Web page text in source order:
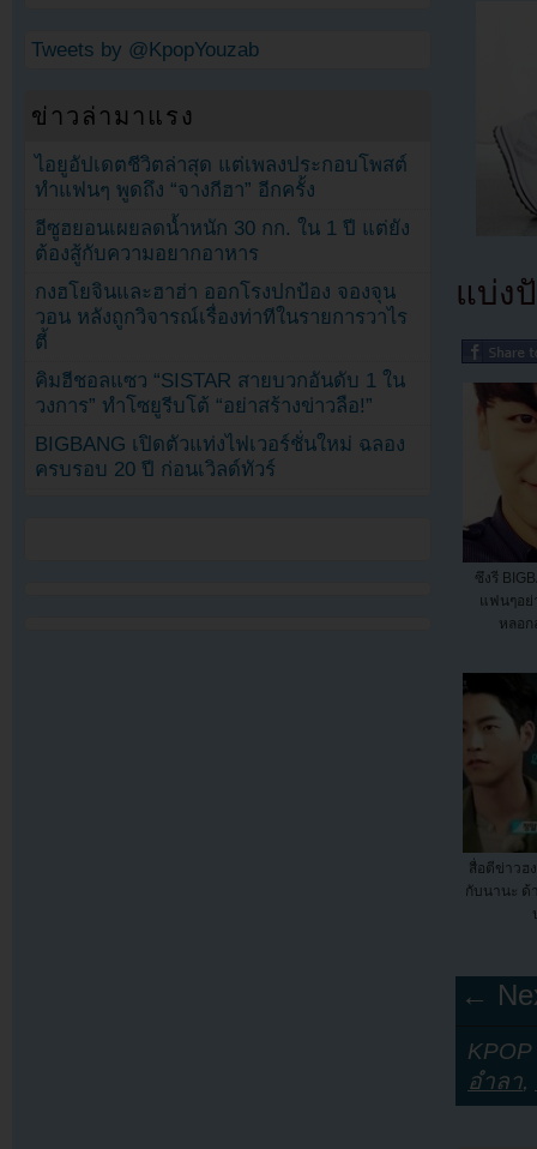
แบ่ง
ซึงรี
แฟนๆอย่
หลอก
สื่อตีข่าวฮ
กับนานะ ด้
←
อำลา,
Tweets by @KpopYouzab
ข่าวล่ามาแรง
ไอยูอัปเดตชีวิตล่าสุด แต่เพลงประกอบโพสต์
ทำแฟนๆ พูดถึง “จางกีฮา” อีกครั้ง
อีซูฮยอนเผยลดน้ำหนัก 30 กก. ใน 1 ปี แต่ยัง
ต้องสู้กับความอยากอาหาร
กงฮโยจินและฮาฮ่า ออกโรงปกป้อง จองจุน
วอน หลังถูกวิจารณ์เรื่องท่าทีในรายการวาไร
ตี้
คิมฮีชอลแซว “SISTAR สายบวกอันดับ 1 ใน
วงการ” ทำโซยูรีบโต้ “อย่าสร้างข่าวลือ!”
BIGBANG เปิดตัวแท่งไฟเวอร์ชั่นใหม่ ฉลอง
ครบรอบ 20 ปี ก่อนเวิลด์ทัวร์